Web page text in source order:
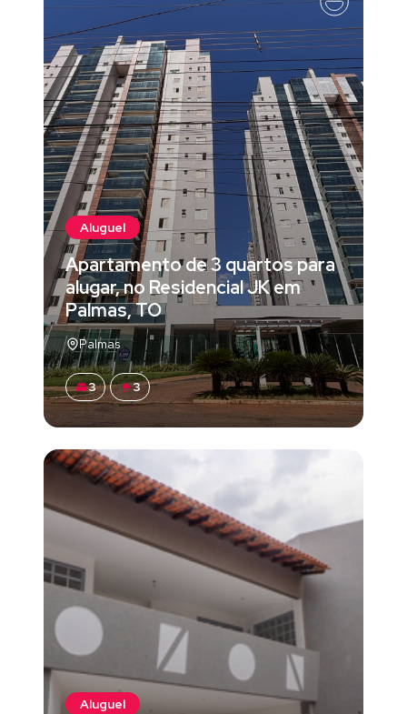
Aluguel
Apartamento de 3 quartos para
alugar, no Residencial JK em
Palmas, TO
Palmas
3 3
Aluguel